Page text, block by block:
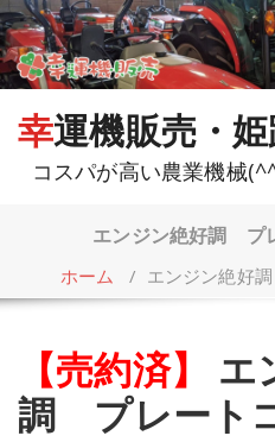
コ
ン
テ
ン
幸運機販売・
コスパが高い農業機械
エンジン絶好調 プ
ホーム / エンジン絶好
【売約済】
エ
調 プレート